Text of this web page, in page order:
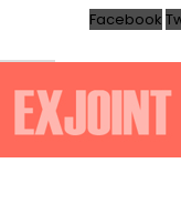
Facebook